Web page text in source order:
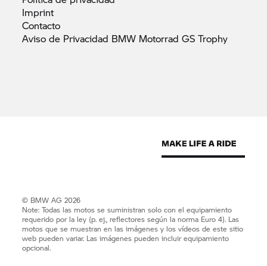
Imprint
Contacto
Aviso de Privacidad BMW Motorrad GSTrophy
© BMW AG 2026
Note: Todas las motos se suministran solo con el equipamiento
requerido por la ley (p. ej., reflectores según la norma Euro 4). Las
motos que se muestran en las imágenes y los vídeos de este sitio
web pueden variar. Las imágenes pueden incluir equipamiento
opcional.